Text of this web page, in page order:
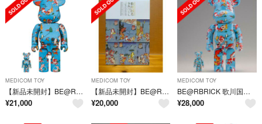
MEDICOM TOY
【新品未開封】BE@RBRICK 歌川国芳 金魚づくし100%400%
¥21,000
MEDICOM TOY
【新品未開封】BE@RBRICK 歌川国芳「金魚づくし」 100% ＆ 400%
¥20,000
MEDICOM TOY
BE@RBRICK 歌川国芳「金魚づくし」 100% ＆ 400%
¥28,000